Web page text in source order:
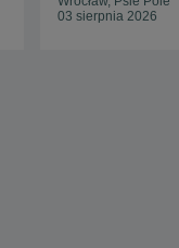
03 sierpnia 2026